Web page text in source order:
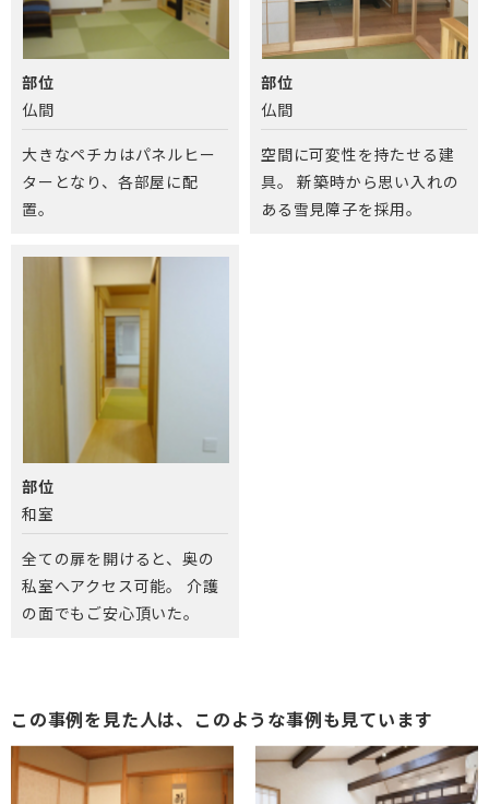
部位
仏間
大きなペチカはパネルヒー
ターとなり、各部屋に配
置。
部位
仏間
空間に可変性を持たせる建
具。 新築時から思い入れの
ある雪見障子を採用。
部位
和室
全ての扉を開けると、奥の
私室へアクセス可能。 介護
の面でもご安心頂いた。
この事例を見た人は、このような事例も見ています